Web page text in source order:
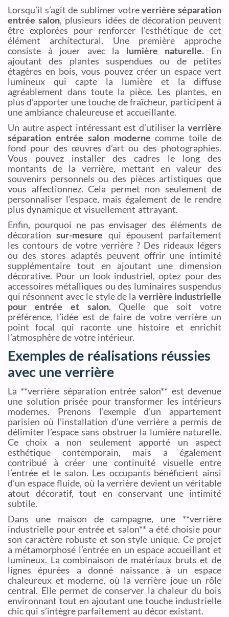
Lorsqu’il s’agit de sublimer votreverrière séparation
entrée salon, plusieurs idées de décoration peuvent
être explorées pour renforcer l’esthétique de cet
élément architectural. Une première approche
consiste à jouer avec la lumière naturelle. En
ajoutant des plantes suspendues ou de petites
étagères en bois, vous pouvez créer un espace vert
lumineux qui capte la lumière et la diffuse
agréablement dans toute la pièce. Les plantes, en
plus d’apporter une touche de fraîcheur, participent à
une ambiance chaleureuse et accueillante.
Un autre aspect intéressant est d’utiliser la verrière
séparation entrée salon moderne comme toile de
fond pour des œuvres d’art ou des photographies.
Vous pouvez installer des cadres le long des
montants de la verrière, mettant en valeur des
souvenirs personnels ou des pièces artistiques que
vous affectionnez. Cela permet non seulement de
personnaliser l’espace, mais également de le rendre
plus dynamique et visuellement attrayant.
Enfin, pourquoi ne pas envisager des éléments de
décorationsur-mesure qui épousent parfaitement
les contours de votre verrière ? Des rideaux légers
ou des stores adaptés peuvent offrir une intimité
supplémentaire tout en ajoutant une dimension
décorative. Pour un look industriel, optez pour des
accessoires métalliques ou des luminaires suspendus
qui résonnent avec le style de la verrière industrielle
pour entrée et salon. Quelle que soit votre
préférence, l’idée est de faire de votre verrière un
point focal qui raconte une histoire et enrichit
l’atmosphère de votre intérieur.
Exemples de réalisations réussies
avec une verrière
La **verrière séparation entrée salon** est devenue
une solution prisée pour transformer les intérieurs
modernes. Prenons l’exemple d’un appartement
parisien où l’installation d’une verrière a permis de
délimiter l’espace sans obstruer la lumière naturelle.
Ce choix a non seulement apporté un aspect
esthétique contemporain, mais a également
contribué à créer une continuité visuelle entre
l’entrée et le salon. Les occupants bénéficient ainsi
d’un espace fluide, où la verrière devient un véritable
atout décoratif, tout en conservant une intimité
subtile.
Dans une maison de campagne, une **verrière
industrielle pour entrée et salon** a été choisie pour
son caractère robuste et son style unique. Ce projet
a métamorphosé l’entrée en un espace accueillant et
lumineux. La combinaison de matériaux bruts et de
lignes épurées a donné naissance à un espace
chaleureux et moderne, où la verrière joue un rôle
central. Elle permet de conserver la chaleur du bois
environnant tout en ajoutant une touche industrielle
chic qui s’intègre parfaitement au décor existant.